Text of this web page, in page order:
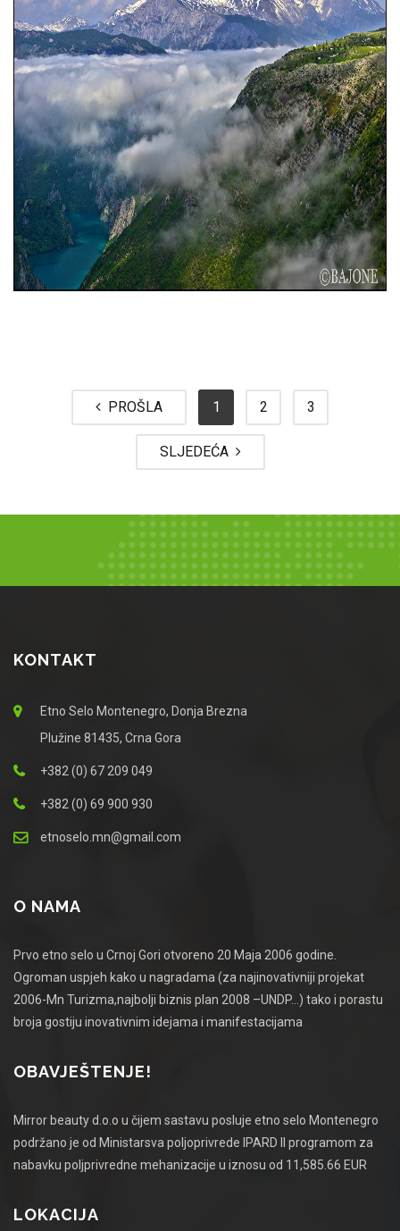
PROŠLA 1 2 3
SLJEDEĆA
KONTAKT
Etno Selo Montenegro, Donja Brezna
Plužine 81435, Crna Gora
+382 (0) 67 209 049
+382 (0) 69 900 930
etnoselo.mn@gmail.com
O NAMA
Prvo etno selo u Crnoj Gori otvoreno 20 Maja 2006 godine.
Ogroman uspjeh kako u nagradama (za najinovativniji projekat
2006-Mn Turizma,najbolji biznis plan 2008 –UNDP…) tako i porastu
broja gostiju inovativnim idejama i manifestacijama
OBAVJEŠTENJE!
Mirror beauty d.o.o u čijem sastavu posluje etno selo Montenegro
podržano je od Ministarsva poljoprivrede IPARD II programom za
nabavku poljprivredne mehanizacije u iznosu od 11,585.66 EUR
LOKACIJA